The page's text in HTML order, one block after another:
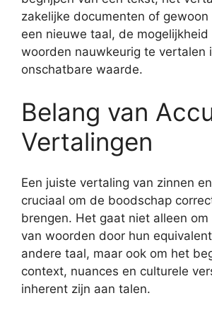
zakelijke documenten of gewoon
een nieuwe taal, de mogelijkheid
woorden nauwkeurig te vertalen
onschatbare waarde.
Belang van
Vertalingen
Een juiste vertaling van zinnen
cruciaal om de boodschap
brengen. Het gaat niet alleen
van woorden door hun
andere taal, maar ook om het
context, nuances en culturele
inherent zijn aan talen.